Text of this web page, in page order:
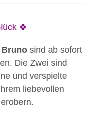
🍀
Bruno sind ab sofort
Die Zwei sind
und verspielte
liebevollen